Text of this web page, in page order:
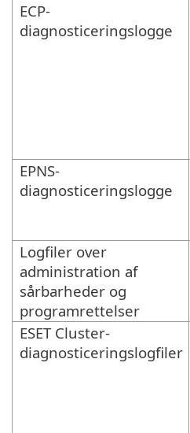
ECP-
diagnosticeringslogge
EPNS-
diagnosticeringslogge
Logfiler over
administration af
sårbarheder og
programrettelser
ESET Cluster-
diagnosticeringslogfiler